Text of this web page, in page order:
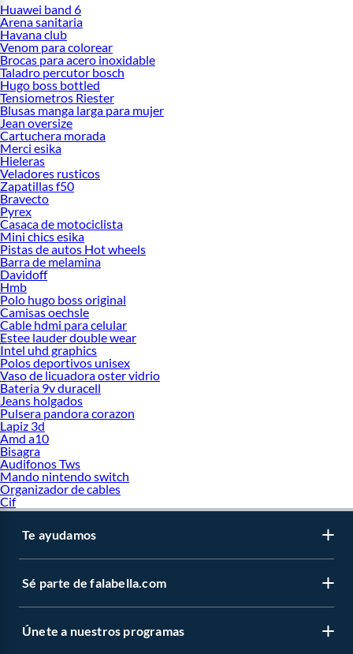
Huawei band 6
Arena sanitaria
Havana club
Venom para colorear
Brocas para acero inoxidable
Taladro percutor bosch
Hugo boss bottled
Tensiometros Riester
Blusas manga larga para mujer
Jean oversize
Cartuchera morada
Merci esika
Hieleras
Veladores rusticos
Zapatillas f50
Bravecto
Pyrex
Casaca de motociclista
Mini chics esika
Pistas de autos Hot wheels
Barra de melamina
Davidoff
Hmb
Polo hugo boss original
Camisas oechsle
Cable hdmi para celular
Estee lauder double wear
Intel uhd graphics
Polos deportivos unisex
Vaso de licuadora oster vidrio
Bateria 9v duracell
Jeans holgados
Pulsera pandora corazon
Lapiz 3d
Amd a10
Bisagra
Audifonos Tws
Mando nintendo switch
Organizador de cables
Cif
Te ayudamos
Sé parte de falabella.com
Únete a nuestros programas